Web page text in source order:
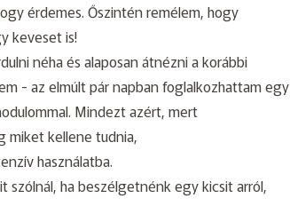
érdemes. Őszintén remélem, hogy
keveset is!
néha és alaposan átnézni a korábbi
- az elmúlt pár napban foglalkozhattam egy
Mindezt azért, mert
miket kellene tudnia,
használatba.
ha beszélgetnénk egy kicsit arról,